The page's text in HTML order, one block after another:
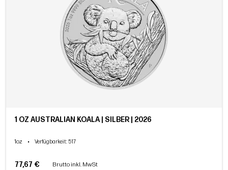
1 OZ AUSTRALIAN KOALA | SILBER | 2026
1oz • Verfügbarkeit: 517
77,67 € Brutto inkl. MwSt